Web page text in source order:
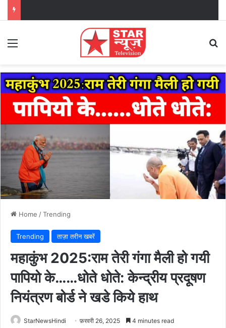
Menu
Home /Trending
Trending ताज़ा तरीन खबरें
महाकुंभ 2025:राम तेरी गंगा मैली हो गयी
पापियो के……धोते धोते: केन्द्रीय प्रदूषण
नियंत्रण बोर्ड ने खडे किये हाथ
StarNewsHindi फ़रवरी 26, 2025 4 minutes read